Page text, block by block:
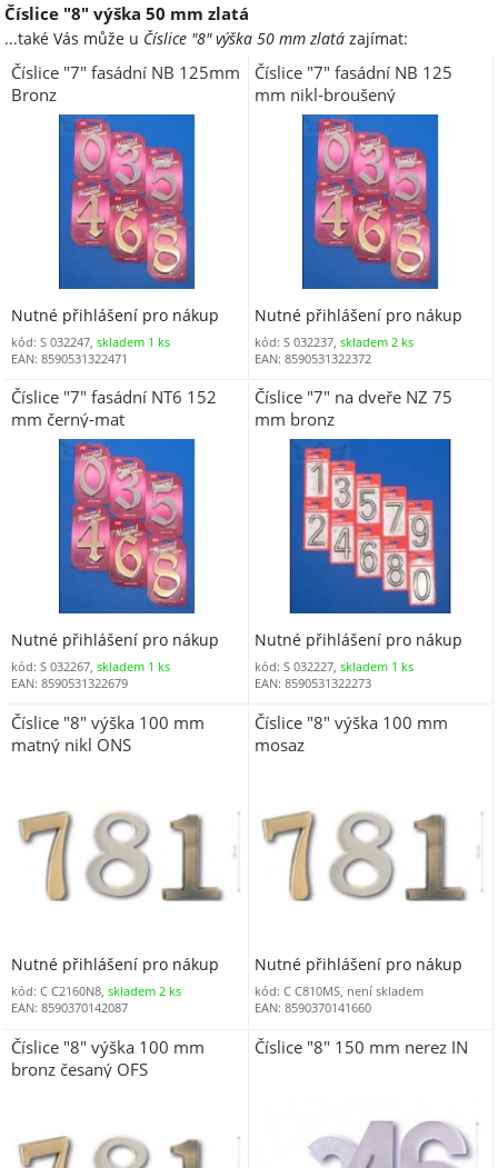
Číslice "8" výška 50 mm zlatá
...také Vás může u Číslice "8" výška 50 mm zlatá zajímat:
Číslice "7" fasádní NB 125mm
Bronz
Nutné přihlášení pro nákup
kód: S 032247, skladem 1 ks
EAN: 8590531322471
Číslice "7" fasádní NB 125
mm nikl-broušený
Nutné přihlášení pro nákup
kód: S 032237,skladem 2 ks
EAN: 8590531322372
Číslice "7" fasádní NT6 152
mm černý-mat
Nutné přihlášení pro nákup
kód: S 032267, skladem 1 ks
EAN: 8590531322679
Číslice "7" na dveře NZ 75
mm bronz
Nutné přihlášení pro nákup
kód: S 032227,skladem 1 ks
EAN: 8590531322273
Číslice "8" výška 100 mm
matný nikl ONS
Nutné přihlášení pro nákup
kód: C C2160N8, skladem 2 ks
EAN: 8590370142087
Číslice "8" výška 100 mm
mosaz
Nutné přihlášení pro nákup
kód: C C810MS, není skladem
EAN: 8590370141660
Číslice "8" výška 100 mm
bronz česaný OFS
Číslice "8" 150 mm nerez IN